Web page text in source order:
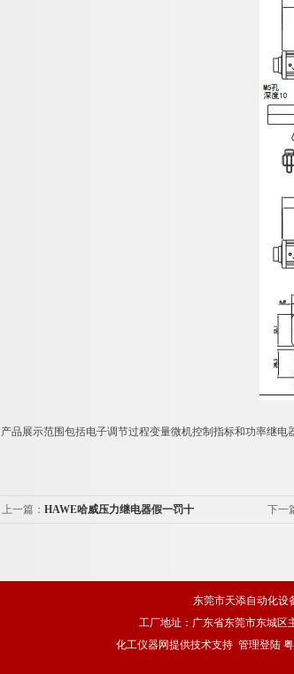
产品展示范围包括电子调节过程变量微机控制指标和功率继
上一篇： HAWE哈威压力继电器假一罚十 下一
东莞市天添自动化设
工厂地址：广东省东莞市东城区
化工仪器网提供技术支持 管理登陆